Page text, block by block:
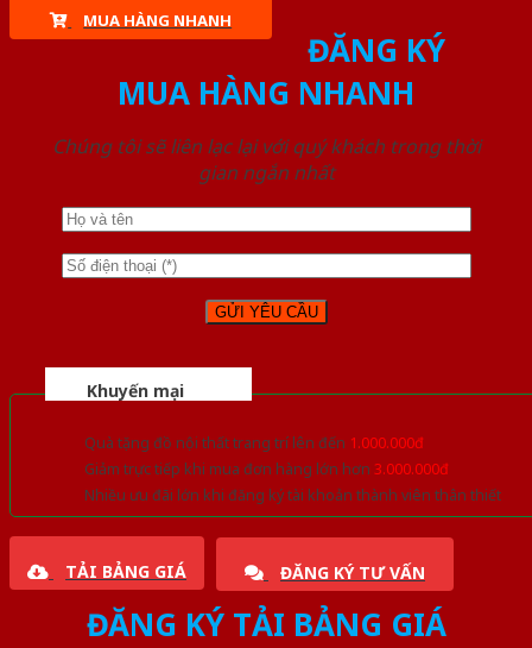
MUA HÀNG NHANH
ĐĂNG KÝ
MUA HÀNG NHANH
Chúng tôi sẽ liên lạc lại với quý khách trong thời
gian ngắn nhất
Khuyến mại
Quà tặng đồ nội thất trang trí lên đến 1.000.000đ
Giảm trực tiếp khi mua đơn hàng lớn hơn 3.000.000đ
Nhiều ưu đãi lớn khi đăng ký tài khoản thành viên thân thiết
TẢI BẢNG GIÁ ĐĂNG KÝ TƯ VẤN
ĐĂNG KÝ TẢI BẢNG GIÁ